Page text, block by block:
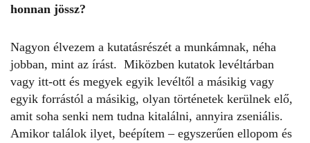
honnan jössz?
Nagyon élvezem a kutatásrészét a munkámnak, néha
jobban, mint az írást. Miközben kutatok levéltárban
vagy itt-ott és megyek egyik levéltől a másikig vagy
egyik forrástól a másikig, olyan történetek kerülnek elő,
amit soha senki nem tudna kitalálni, annyira zseniális.
Amikor találok ilyet, beépítem – egyszerűen ellopom és